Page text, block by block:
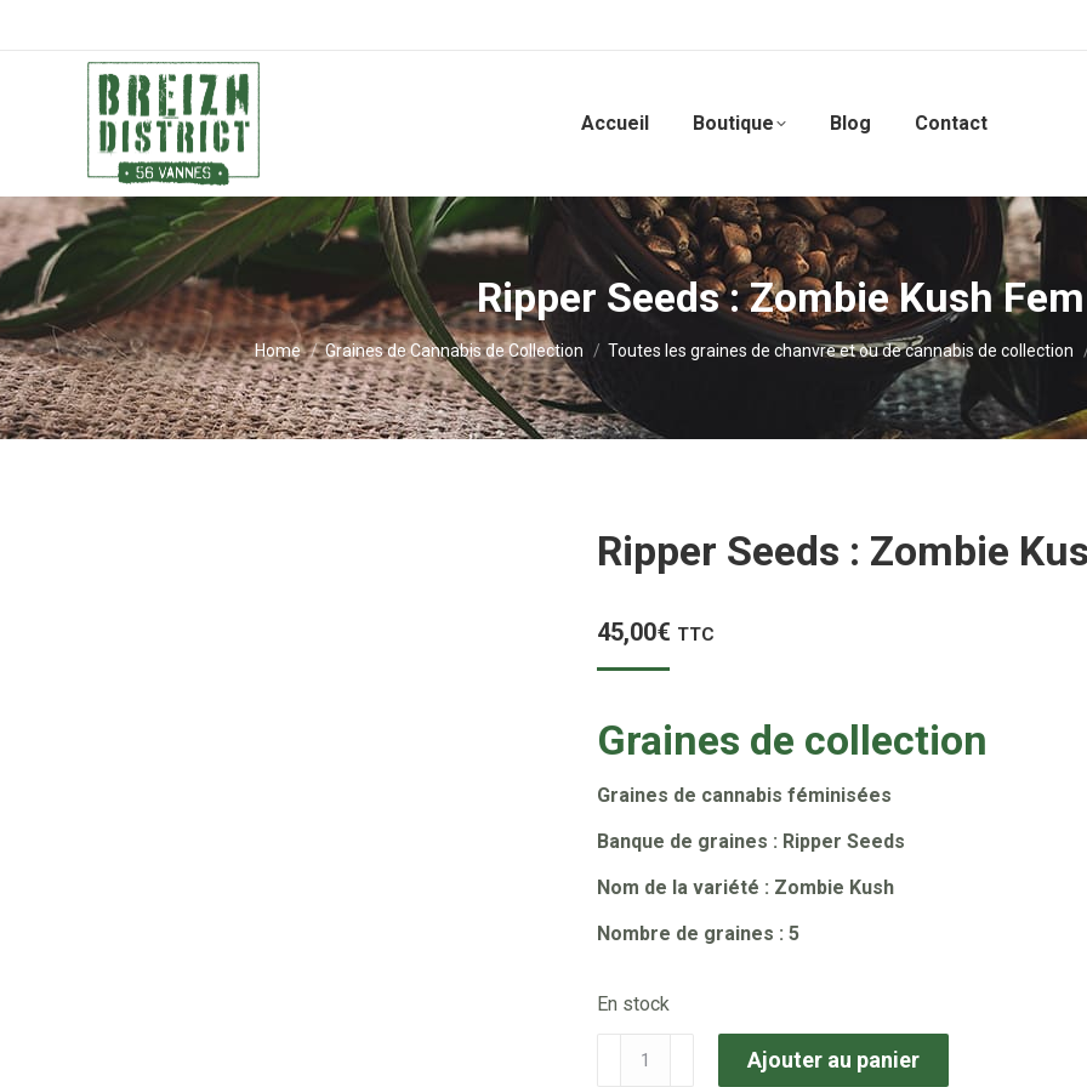
Accueil Boutique Blog Contact
Ripper Seeds : Zombie Kush
You are here:
Home Graines de Cannabis de Collection Toutes les graines de chanvre et ou de cannabis de collection
Ripper Seeds : Zombie
45,00€ TTC
Graines de collection
Graines de cannabis féminisées
Banque de graines : Ripper Seeds
Nom de la variété : Zombie Kush
Nombre de graines : 5
En stock
quantité
Ajouter au panier